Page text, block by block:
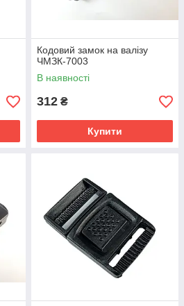
Кодовий замок на валізу
ЧМЗК-7003
В наявності
312 ₴
Купити